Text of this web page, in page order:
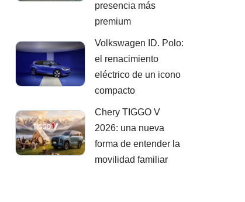
presencia más
premium
Volkswagen ID. Polo:
el renacimiento
eléctrico de un icono
compacto
Chery TIGGO V
2026: una nueva
forma de entender la
movilidad familiar